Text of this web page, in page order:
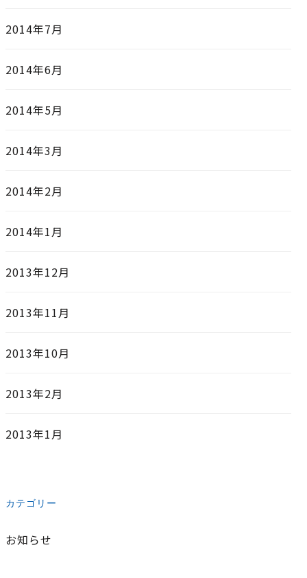
2014年7月
2014年6月
2014年5月
2014年3月
2014年2月
2014年1月
2013年12月
2013年11月
2013年10月
2013年2月
2013年1月
カテゴリー
お知らせ